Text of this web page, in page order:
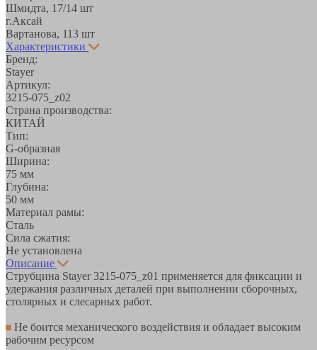
Шмидта, 17/14 шт
г.Аксай
Вартанова, 113 шт
Характеристики
Бренд:
Stayer
Артикул:
3215-075_z02
Страна производства:
КИТАЙ
Тип:
G-образная
Ширина:
75 мм
Глубина:
50 мм
Материал рамы:
Сталь
Сила сжатия:
Не установлена
Описание
Струбцина Stayer 3215-075_z01 применяется для фиксации и
удержания различных деталей при выполнении сборочных,
столярных и слесарных работ.
Не боится механического воздействия и обладает высоким
рабочим ресурсом